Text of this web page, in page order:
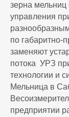
зерна мельниц
управления
по габаритно-
заменяют
потока УРЗ
технологии и
Мельница в
предприятии